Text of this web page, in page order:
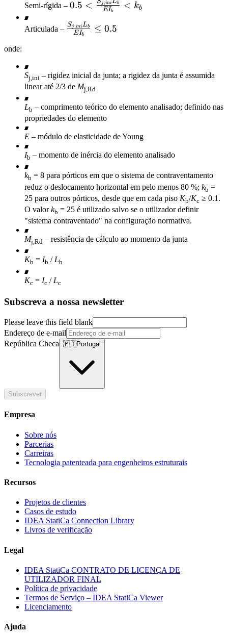
\ge k_b
Semi-rígida – 0.5 <
\frac{S_{j,ini}
L_b}{E I_b}
< k_b
0.5 < EIb
j,ini b < kb
Articulada – \frac{S_{j,ini}
L_b}{E I_b}
EIb
Sj,iniLb ≤ 0.5
onde:
Sj,ini – rigidez inicial da junta; a rigidez da junta é assumida
linear até 2/3 de Mj,Rd
Lb – comprimento teórico do elemento analisado; definido nas
propriedades do elemento
E – módulo de elasticidade de Young
Ib – momento de inércia do elemento analisado
kb = 8 para pórticos em que o sistema de contraventamento
reduz o deslocamento horizontal em pelo menos 80 %; kb =
25 para outros pórticos, desde que em cada piso Kb/Kc ≥ 0.1.
O valorkb = 25 é utilizado salvo se o utilizador definir
"sistema contraventado" na configuração normativa.
Mj,Rd – resistência de cálculo ao momento da junta
Kb = Ib / Lb
Kc = Ic / Lc
Subscreva a nossa newsletter
Please leave this field blank
Endereço de e-mail
República Checa 🇵🇹Portugal
Subscrever
Empresa
Sobre nós
Parcerias
Carreiras
Tecnologia patenteada para engenheiros estruturais
Recursos
Projetos de clientes
Casos de estudo
IDEA StatiCa Connection Library
Livros de verificação
Legal
IDEA StatiCa CONTRATO DE LICENÇA DE
UTILIZADOR FINAL
Política de privacidade
Termos de Serviço – IDEA StatiCa Viewer
Licenciamento
Ajuda